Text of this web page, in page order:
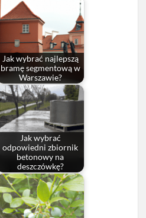
Jak wybrać najlepszą
bramę segmentową w
Warszawie?
Jak wybrać
odpowiedni zbiornik
betonowy na
deszczówkę?